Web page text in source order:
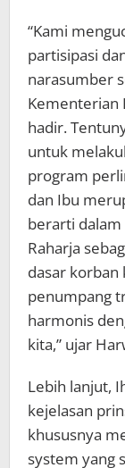
“Kami
partisipasi
narasumber
Kementerian
hadir.
untuk
program
dan Ibu
berarti dalam
Raharja
dasar korban
penumpang
harmonis
kita,” ujar
Lebih lanjut,
kejelasan
khususnya
system yang